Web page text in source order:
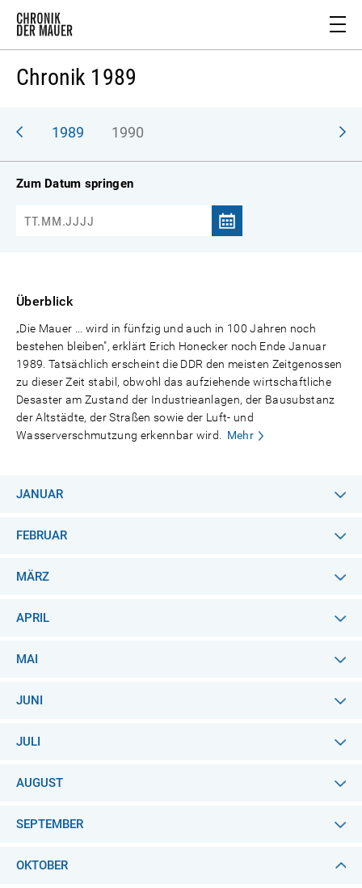
Chronik 1989
1989 1990
Zum Datum springen
Überblick
„Die Mauer ... wird in fünfzig und auch in 100 Jahren noch
bestehen bleiben", erklärt Erich Honecker noch Ende Januar
1989. Tatsächlich erscheint die DDR den meisten Zeitgenossen
zu dieser Zeit stabil, obwohl das aufziehende wirtschaftliche
Desaster am Zustand der Industrieanlagen, der Bausubstanz
der Altstädte, der Straßen sowie der Luft- und
Wasserverschmutzung erkennbar wird.
Mehr
JANUAR
FEBRUAR
MÄRZ
APRIL
MAI
JUNI
JULI
AUGUST
SEPTEMBER
OKTOBER